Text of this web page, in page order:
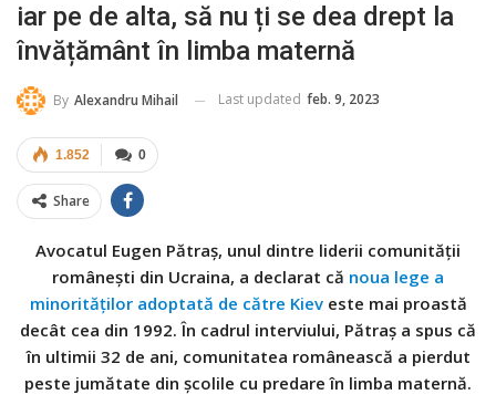
iar pe de alta, să nu ți se dea drept la
învățământ în limba maternă
By Alexandru Mihail Last updated feb. 9, 2023
0
1.852
Share
Avocatul Eugen Pătraș, unul dintre liderii comunității
românești din Ucraina, a declarat că noua lege a
minorităților adoptată de către Kieveste mai proastă
decât cea din 1992. În cadrul interviului, Pătraș a spus că
în ultimii 32 de ani, comunitatea românească a pierdut
peste jumătate din școlile cu predare în limba maternă.